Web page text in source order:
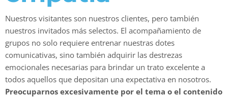
Nuestros visitantes son nuestros clientes, pero también
nuestros invitados más selectos. El acompañamiento de
grupos no solo requiere entrenar nuestras dotes
comunicativas, sino también adquirir las destrezas
emocionales necesarias para brindar un trato excelente a
todos aquellos que depositan una expectativa en nosotros.
Preocuparnos excesivamente por el tema o el contenido